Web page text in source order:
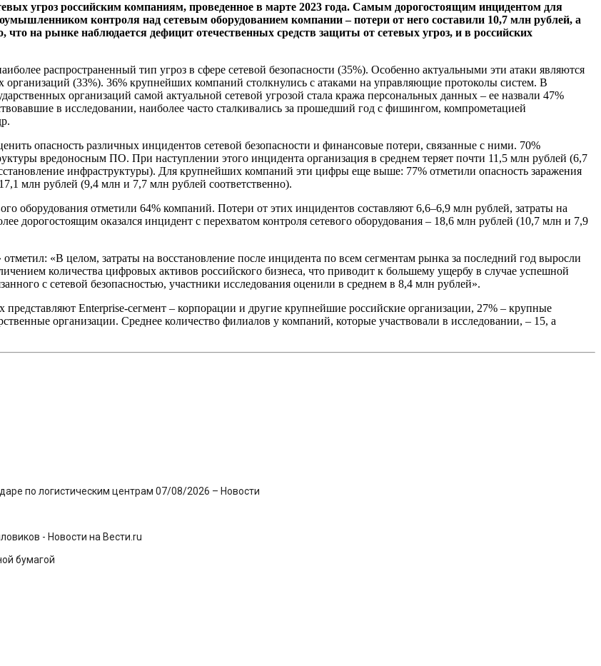
угроз российским компаниям, проведенное в марте 2023 года. Самым дорогостоящим инцидентом для
контроля над сетевым оборудованием компании – потери от него составили 10,7 млн рублей, а
что на рынке наблюдается дефицит отечественных средств защиты от сетевых угроз, и в российских
распространенный тип угроз в сфере сетевой безопасности (35%). Особенно актуальными эти атаки являются
(33%). 36% крупнейших компаний столкнулись с атаками на управляющие протоколы систем. В
организаций самой актуальной сетевой угрозой стала кража персональных данных – ее назвали 47%
в исследовании, наиболее часто сталкивались за прошедший год с фишингом, компрометацией
опасность различных инцидентов сетевой безопасности и финансовые потери, связанные с ними. 70%
вредоносным ПО. При наступлении этого инцидента организация в среднем теряет почти 11,5 млн рублей (6,7
инфраструктуры). Для крупнейших компаний эти цифры еще выше: 77% отметили опасность заражения
млн рублей (9,4 млн и 7,7 млн рублей соответственно).
оборудования отметили 64% компаний. Потери от этих инцидентов составляют 6,6–6,9 млн рублей, затраты на
дорогостоящим оказался инцидент с перехватом контроля сетевого оборудования – 18,6 млн рублей (10,7 млн и 7,9
«В целом, затраты на восстановление после инцидента по всем сегментам рынка за последний год выросли
количества цифровых активов российского бизнеса, что приводит к большему ущербу в случае успешной
с сетевой безопасностью, участники исследования оценили в среднем в 8,4 млн рублей».
Enterprise-сегмент – корпорации и другие крупнейшие российские организации, 27% – крупные
организации. Среднее количество филиалов у компаний, которые участвовали в исследовании, – 15, а
по логистическим центрам 07/08/2026 – Новости
- Новости на Вести.ru
бумагой